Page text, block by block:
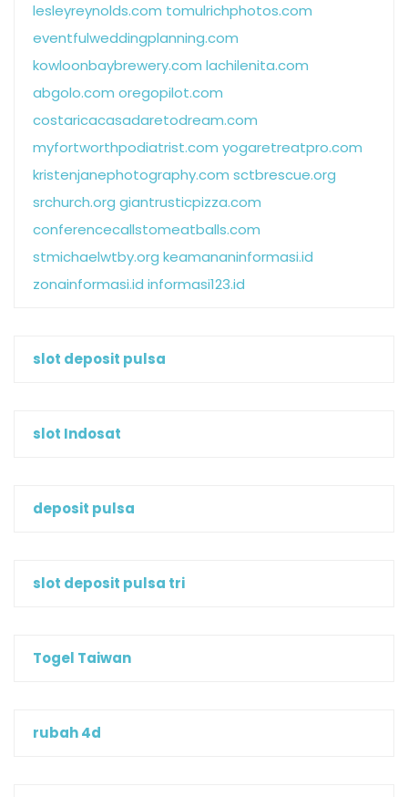
lesleyreynolds.com tomulrichphotos.com
eventfulweddingplanning.com
kowloonbaybrewery.com lachilenita.com
abgolo.com oregopilot.com
costaricacasadaretodream.com
myfortworthpodiatrist.com yogaretreatpro.com
kristenjanephotography.com sctbrescue.org
srchurch.org giantrusticpizza.com
conferencecallstomeatballs.com
stmichaelwtby.org keamananinformasi.id
zonainformasi.id informasi123.id
slot deposit pulsa
slot Indosat
deposit pulsa
slot deposit pulsa tri
Togel Taiwan
rubah 4d